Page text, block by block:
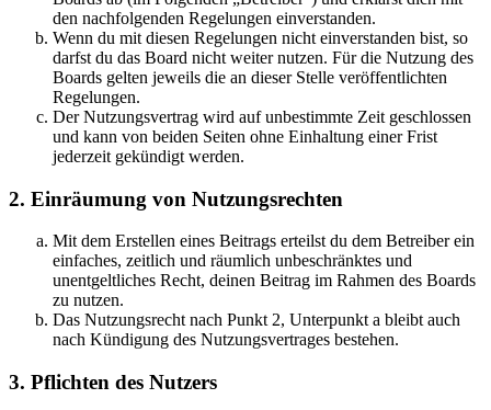
den nachfolgenden Regelungen einverstanden.
Wenn du mit diesen Regelungen nicht einverstanden bist, so
darfst du das Board nicht weiter nutzen. Für die Nutzung des
Boards gelten jeweils die an dieser Stelle veröffentlichten
Regelungen.
Der Nutzungsvertrag wird auf unbestimmte Zeit geschlossen
und kann von beiden Seiten ohne Einhaltung einer Frist
jederzeit gekündigt werden.
2. Einräumung von Nutzungsrechten
Mit dem Erstellen eines Beitrags erteilst du dem Betreiber ein
einfaches, zeitlich und räumlich unbeschränktes und
unentgeltliches Recht, deinen Beitrag im Rahmen des Boards
zu nutzen.
Das Nutzungsrecht nach Punkt 2, Unterpunkt a bleibt auch
nach Kündigung des Nutzungsvertrages bestehen.
3. Pflichten des Nutzers